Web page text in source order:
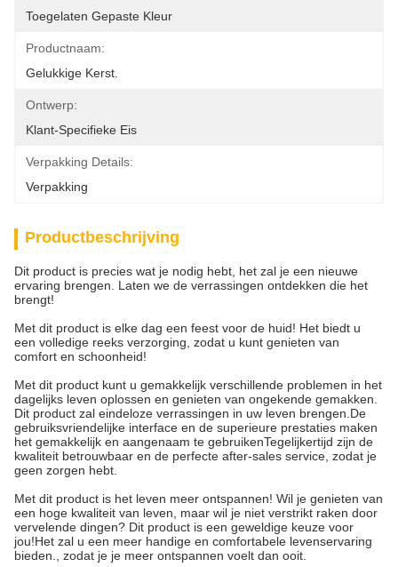
Toegelaten Gepaste Kleur
Productnaam:
Gelukkige Kerst.
Ontwerp:
Klant-Specifieke Eis
Verpakking Details:
Verpakking
Productbeschrijving
Dit product is precies wat je nodig hebt, het zal je een nieuwe
ervaring brengen. Laten we de verrassingen ontdekken die het
brengt!
Met dit product is elke dag een feest voor de huid! Het biedt u
een volledige reeks verzorging, zodat u kunt genieten van
comfort en schoonheid!
Met dit product kunt u gemakkelijk verschillende problemen in het
dagelijks leven oplossen en genieten van ongekende gemakken.
Dit product zal eindeloze verrassingen in uw leven brengen.De
gebruiksvriendelijke interface en de superieure prestaties maken
het gemakkelijk en aangenaam te gebruikenTegelijkertijd zijn de
kwaliteit betrouwbaar en de perfecte after-sales service, zodat je
geen zorgen hebt.
Met dit product is het leven meer ontspannen! Wil je genieten van
een hoge kwaliteit van leven, maar wil je niet verstrikt raken door
vervelende dingen? Dit product is een geweldige keuze voor
jou!Het zal u een meer handige en comfortabele levenservaring
bieden., zodat je je meer ontspannen voelt dan ooit.